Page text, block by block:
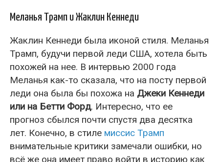
Меланья Трамп и Жаклин Кеннеди
Жаклин Кеннеди была иконой стиля. Меланья
Трамп, будучи первой леди США, хотела быть
похожей на нее. В интервью 2000 года
Меланья как-то сказала, что на посту первой
леди она была бы похожа на Джеки Кеннеди
или на Бетти Форд. Интересно, что ее
прогноз сбылся почти спустя два десятка
лет. Конечно, в стиле миссис Трамп
внимательные критики замечали ошибки, но
всё же она имеет право войти в историю как